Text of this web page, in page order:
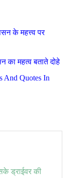
के महत्त्व पर
का महत्व बताते दोहे
And Quotes In
ड्राईवर की